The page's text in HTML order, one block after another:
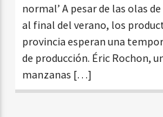
normal’ A pesar de las olas
al final del verano, los
provincia esperan una
de producción. Éric Rochon,
manzanas […]